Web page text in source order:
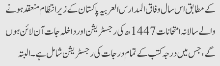
کے مطابق اس سال وفاق المدارس العربیہ پاکستان کے زیر انتظام منعقد ہونے
والے سالانہ امتحانات 1447ھ کی رجسٹریشن اور داخلہ جات آن لائن ہوں
گے،جس میں درجہ کتب کے تمام درجات کی رجسٹریشن شامل ہے ۔البتہ